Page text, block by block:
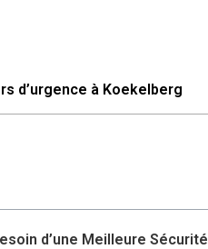
d’urgence à Koekelberg
d’une Meilleure Sécurité